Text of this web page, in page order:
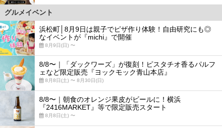
グルメイベント
浜松町│8月9日は親子でピザ作り体験！自由研究にも◎
なイベントが『michi』で開催
8月9日(日) 〜
8/8〜｜「ダックワーズ」が復刻！ピスタチオ香るパルフ
ェなど限定販売『ヨックモック青山本店』
8月8日(土) 〜 8月30日(日)
8/8〜｜朝食のオレンジ果皮がビールに！横浜
『2416MARKET』等で限定販売スタート
8月8日(土) 〜